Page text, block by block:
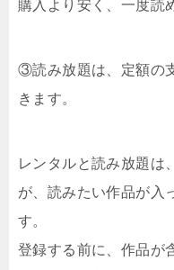
購入より安く、一度読
③読み放題は、定額の
きます。
レンタルと読み放題は
が、読みたい作品が入
す。
登録する前に、作品が